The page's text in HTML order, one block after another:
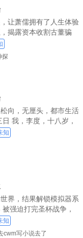
让萧儒拥有了人生体验
揭露资本收割古董骗
探
向，无厘头，都市生活
我，李度，十八岁，
个三月十三日【弹跳
八岁，我好像跳得比
知
界，结果解锁模拟器系
强迫打完圣杯战争，
，开局就召唤出了顶
整个活【你的从者跟
知
cwm写小说去了